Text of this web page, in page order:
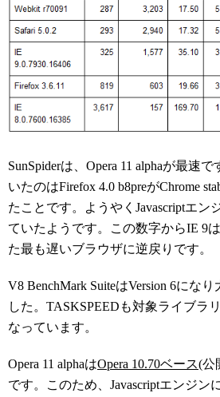
SunSpiderは、Opera 11 alphaが最速
いたのはFirefox 4.0 b8preがChrome
たことです。ようやくJavascriptエン
ていたようです。この数字からIE 9は
た最も遅いブラウザに逆戻りです。
V8 BenchMark SuiteはVersion 6にな
した。TASKSPEEDも対象ライブラ
なっています。
Opera 11 alphaはOpera 10.70ベース(公
です。このため、Javascriptエンジン